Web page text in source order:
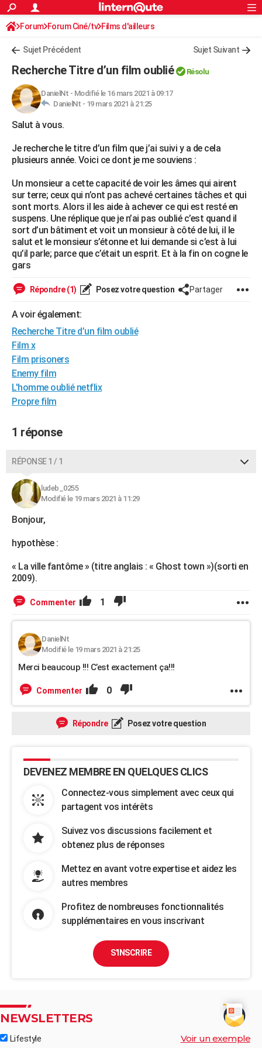
ACTUALITÉS
Politique
Société
Faits Divers
Education
Monde
Villes
+
FINANCE
Retraite
Impôts
Epargne
Immobilier
Risques naturels par ville
Banque
Assurance
Crédit
AUTO
Essais
Réserver un essai
Citadines
Berlines
SUV
Forum auto
+
Mobiles
Meilleur smartphone
Internet
Ordinateurs
Jeux vidéo
Guide high-tech
+BRICOLAGE
Forum
Aménagement intérieur
Extérieur
Cuisine
Salle de bains
Jardinage
Rangement
WEEK-END
Guides de France
Escapades
Patrimoine
Expositions
Musées
Week-end nature
LIFESTYLE
Art de vivre
Bien-être
Loisirs
Modes de vie
SANTE
Alimentation
Guide de la santé
Maladies
Médicaments
Sommeil
VOYAGE
CARTE DE VOEUX
Carte de Noël
Carte Bonne année
Carte Saint-Valentin
Carte Pâques
Carte d'anniversaire
DICTIONNAIRE
Dictionnaire
Biographies
Citations
Expressions
Proverbes
PROGRAMME TV
S'inscrire
Se connecter
Lycées
Collèges
Primaires
Universités
Entreprises
Service militaire
Avis de recherche
FORUM
Bricolage
Lifestyle
Culture
Sport
Auto
Television
Voyage
Cinema
S'inscrire
Connexion
Forum Forum Ciné/tv Films d'ailleurs
Sujet Précédent Sujet Suivant
Recherche Titre d’un film oublié Résolu
DanielNt - Modifié le 16 mars 2021 à 09:17
DanielNt - 19 mars 2021 à 21:25
Salut à vous.
Je recherche le titre d’un film que j’ai suivi y a de cela
plusieurs année. Voici ce dont je me souviens :
Un monsieur a cette capacité de voir les âmes qui airent
sur terre; ceux qui n’ont pas achevé certaines tâches et qui
sont morts. Alors il les aide à achever ce qui est resté en
suspens. Une réplique que je n’ai pas oublié c’est quand il
sort d’un bâtiment et voit un monsieur à côté de lui, il le
salut et le monsieur s’étonne et lui demande si c’est à lui
qu’il parle; parce que c’était un esprit. Et à la fin on cogne le
gars
Répondre (1) Posez votre question Partager
A voir également:
Recherche Titre d’un film oublié
Film x
Film prisoners
Enemy film
L'homme oublié netflix
Propre film
1 réponse
RÉPONSE 1 / 1
ludeb_0255
Modifié le 19 mars 2021 à 11:29
Bonjour,
hypothèse :
« La ville fantôme » (titre anglais : « Ghost town »)(sorti en
2009).
Commenter 1
DanielNt
Modifié le 19 mars 2021 à 21:25
Merci beaucoup !!! C’est exactement ça!!!
Commenter 0
Répondre Posez votre question
DEVENEZ MEMBRE EN QUELQUES CLICS
Connectez-vous simplement avec ceux qui
partagent vos intérêts
Suivez vos discussions facilement et
obtenez plus de réponses
Mettez en avant votre expertise et aidez les
autres membres
Profitez de nombreuses fonctionnalités
supplémentaires en vous inscrivant
S'INSCRIRE
NEWSLETTERS
Lifestyle Voir un exemple